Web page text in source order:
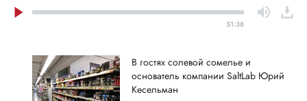
51:38
В гостях солевой сомелье и
основатель компании SaltLab Юрий
Кесельман